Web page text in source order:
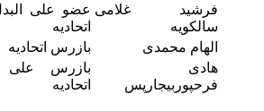
فرشید غلامی
سالکویه
عضو علی
اتحادیه
الهام محمدی
بازرس اتحادیه
هادی
فرحپوربیجارپس
بازرس علی
اتحادیه